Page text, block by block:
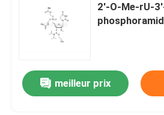
2'-O-Me-rU-
meilleur prix